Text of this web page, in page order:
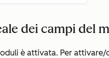
dei campi del
è attivata. Per